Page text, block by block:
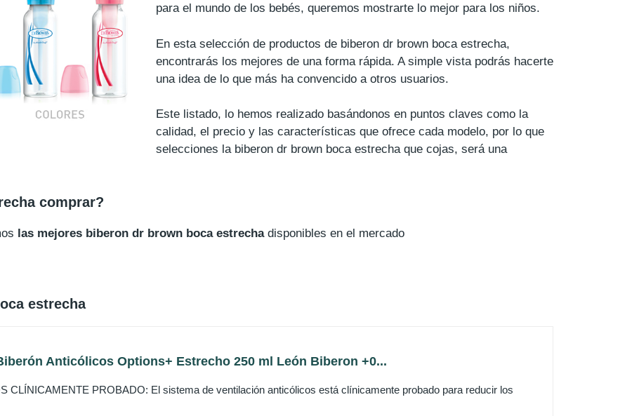
para el mundo de los bebés, queremos mostrarte lo mejor para los niños.
En esta selección de productos de biberon dr brown boca estrecha,
encontrarás los mejores de una forma rápida. A simple vista podrás hacerte
una idea de lo que más ha convencido a otros usuarios.
Este listado, lo hemos realizado basándonos en puntos claves como la
calidad, el precio y las características que ofrece cada modelo, por lo que
selecciones la biberon dr brown boca estrecha que cojas, será una
comprar?
las mejores biberon dr brown boca estrechadisponibles en el mercado
estrecha
Anticólicos Options+ Estrecho 250 ml León Biberon +0...
CLÍNICAMENTE PROBADO: El sistema de ventilación anticólicos está clínicamente probado para reducir los